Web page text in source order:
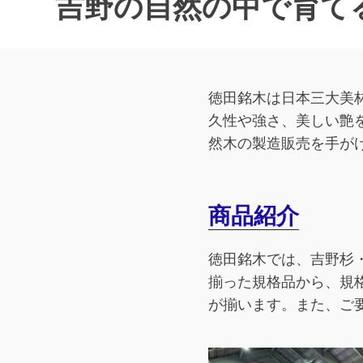
吉野の自然の中で育て
徳田銘木は日本三大美
久性や強さ、美しい艶
然木の製造販売を手が
商品紹介
徳田銘木では、吉野杉
揃った規格品から、規
が揃います。また、ご